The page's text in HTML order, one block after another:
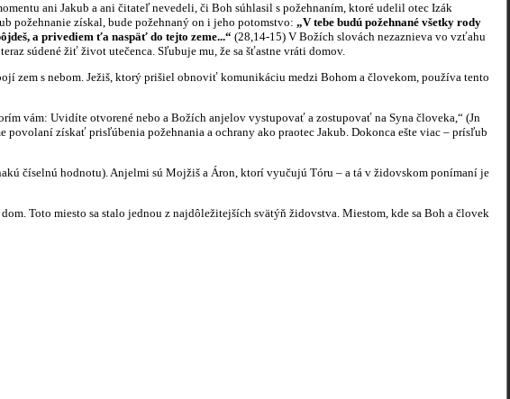
ani Jakub a ani čitateľ nevedeli, či Boh súhlasil s požehnaním, ktoré udelil otec Izák
požehnanie získal, bude požehnaný on i jeho potomstvo: „V tebe budú požehnané všetky rody
a privediem ťa naspäť do tejto zeme...“ (28,14-15) V Božích slovách nezaznieva vo vzťahu
súdené žiť život utečenca. Sľubuje mu, že sa šťastne vráti domov.
s nebom. Ježiš, ktorý prišiel obnoviť komunikáciu medzi Bohom a človekom, používa tento
Uvidíte otvorené nebo a Božích anjelov vystupovať a zostupovať na Syna človeka,“ (Jn
získať prisľúbenia požehnania a ochrany ako praotec Jakub. Dokonca ešte viac – prísľub
hodnotu). Anjelmi sú Mojžiš a Áron, ktorí vyučujú Tóru – a tá v židovskom ponímaní je
Toto miesto sa stalo jednou z najdôležitejších svätýň židovstva. Miestom, kde sa Boh a človek